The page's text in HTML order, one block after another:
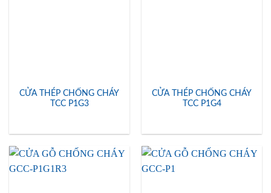
CỬA THÉP CHỐNG CHÁY
TCC P1G3
CỬA THÉP CHỐNG CHÁY
TCC P1G4